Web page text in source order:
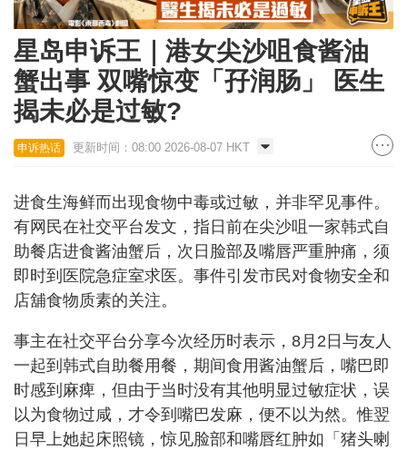
星岛申诉王｜港女尖沙咀食酱油
蟹出事 双嘴惊变「孖润肠」 医生
揭未必是过敏?
申诉热话 更新时间：08:00 2026-08-07 HKT
进食生海鲜而出现食物中毒或过敏，并非罕见事件。
有网民在社交平台发文，指日前在尖沙咀一家韩式自
助餐店进食酱油蟹后，次日脸部及嘴唇严重肿痛，须
即时到医院急症室求医。事件引发市民对食物安全和
店舖食物质素的关注。
事主在社交平台分享今次经历时表示，8月2日与友人
一起到韩式自助餐用餐，期间食用酱油蟹后，嘴巴即
时感到麻痺，但由于当时没有其他明显过敏症状，误
以为食物过咸，才令到嘴巴发麻，便不以为然。惟翌
日早上她起床照镜，惊见脸部和嘴唇红肿如「猪头喇